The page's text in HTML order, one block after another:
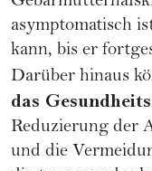
asymptomatisch
kann, bis er
Darüber hinaus
das
Reduzierung der
und die